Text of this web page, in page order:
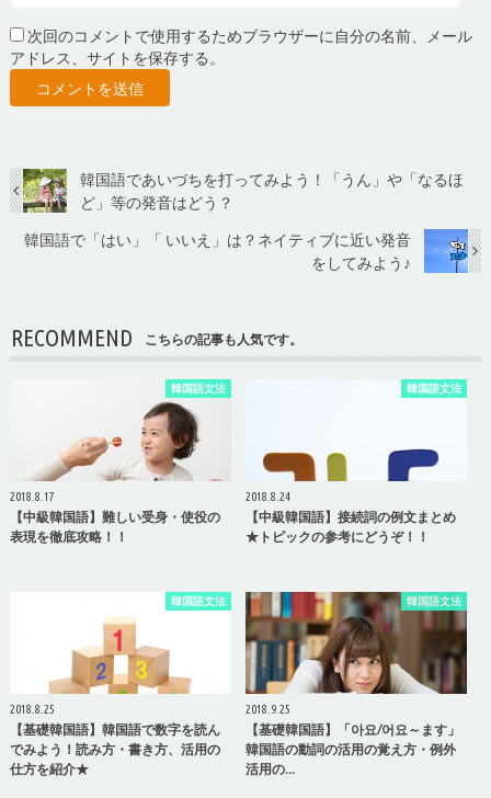
次回のコメントで使用するためブラウザーに自分の名前、メール
アドレス、サイトを保存する。
韓国語であいづちを打ってみよう！「うん」や「なるほ
ど」等の発音はどう？
韓国語で「はい」「 いいえ」は？ネイティブに近い発音
をしてみよう♪
RECOMMEND こちらの記事も人気です。
韓国語文法
2018.8.17
【中級韓国語】難しい受身・使役の
表現を徹底攻略！！
韓国語文法
2018.8.24
【中級韓国語】接続詞の例文まとめ
★トピックの参考にどうぞ！！
韓国語文法
2018.8.25
【基礎韓国語】韓国語で数字を読ん
でみよう！読み方・書き方、活用の
仕方を紹介★
韓国語文法
2018.9.25
【基礎韓国語】「아요/어요～ます」
韓国語の動詞の活用の覚え方・例外
活用の…